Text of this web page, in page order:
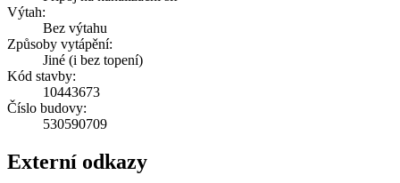
Výtah:
Bez výtahu
Způsoby vytápění:
Jiné (i bez topení)
Kód stavby:
10443673
Číslo budovy:
530590709
Externí odkazy